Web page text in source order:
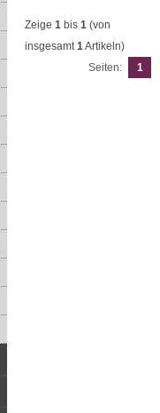
Zeige 1 bis 1 (von
insgesamt1Artikeln)
Seiten:
1